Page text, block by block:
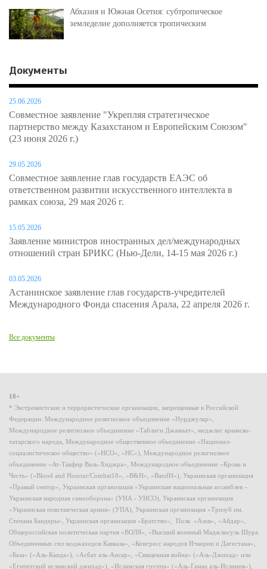
Абхазия и Южная Осетия: субтропическое
земледелие дополняется тропическим
Документы
25.06.2026
Совместное заявление "Укрепляя стратегическое
партнерство между Казахстаном и Европейским Союзом"
(23 июня 2026 г.)
29.05.2026
Совместное заявление глав государств ЕАЭС об
ответственном развитии искусственного интеллекта в
рамках союза, 29 мая 2026 г.
15.05.2026
Заявление министров иностранных дел/международных
отношений стран БРИКС (Нью-Дели, 14-15 мая 2026 г.)
03.05.2026
Астанинское заявление глав государств-учредителей
Международного Фонда спасения Арала, 22 апреля 2026 г.
Все документы
18+
* Экстремистские и террористические организации, запрещенные в Российской
Федерации: Международное религиозное объединение «Нурджулар»,
Международное религиозное объединение «Таблиги Джамаат», меджлис крымско-
татарского народа, Международное общественное объединение «Национал-
социалистическое общество» («НСО», «НС»), Международное религиозное
объединение «Ат-Такфир Валь-Хиджра», Международное объединение «Кровь и
Честь» («Blood and Honour/Combat18», «B&H», «BandH»), Украинская организация
«Правый сектор», Украинская организация «Украинская национальная ассамблея –
Украинская народная самооборона» (УНА - УНСО), Украинская организация
«Украинская повстанческая армия» (УПА), Украинская организация «Тризуб им.
Степана Бандеры», Украинская организация «Братство», Полк «Азов», «Айдар»,
Общероссийская политическая партия «ВОЛЯ», «Высший военный Маджлисуль Шура
Объединенных сил моджахедов Кавказа», «Конгресс народов Ичкерии и Дагестана»,
«База» («Аль-Каида»), «Асбат аль-Ансар», «Священная война» («Аль-Джихад» или
«Египетский исламский джихад»), «Исламская группа» («Аль-Гамаа аль-Исламия»),